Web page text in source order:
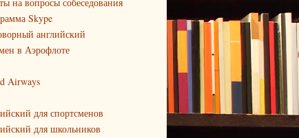
Skype
английский
в Аэрофлоте
Airways
для спортсменов
для школьников